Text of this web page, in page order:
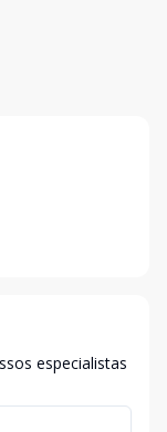
especialistas